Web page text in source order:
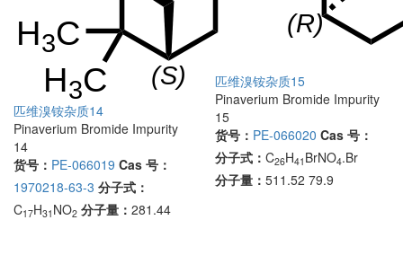
匹维溴铵杂质14
Pinaverium Bromide Impurity
14
货号： PE-066019 Cas 号：
1970218-63-3 分子式：
C17H31 NO2 分子量： 281.44
匹维溴铵杂质15
Pinaverium Bromide Impurity
15
货号： PE-066020 Cas 号：
分子式： C26H41 BrNO4.Br
分子量： 511.52 79.9